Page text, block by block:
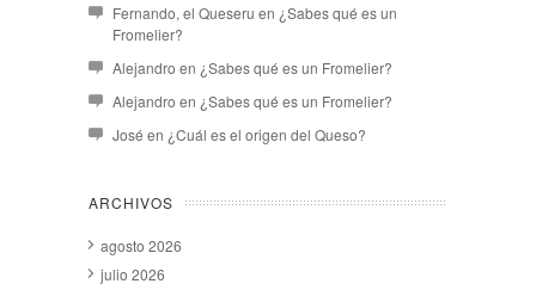
Fernando, el Queseru en ¿Sabes qué es un
Fromelier?
Alejandro en ¿Sabes qué es un Fromelier?
Alejandro en ¿Sabes qué es un Fromelier?
José en ¿Cuál es el origen del Queso?
ARCHIVOS
agosto 2026
julio 2026